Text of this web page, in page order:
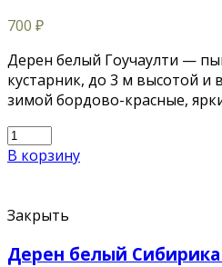
700 ₽
Дерен белый Гоучаулти —
кустарник, до 3 м высотой и
зимой бордово-красные,
В корзину
Закрыть
Дерен белый Сибирика